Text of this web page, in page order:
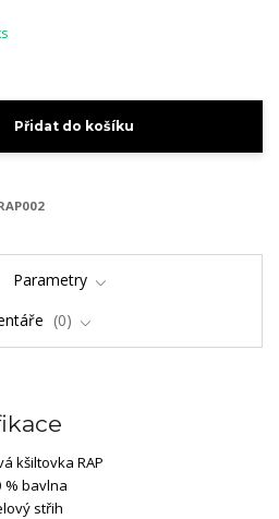
Přidat do košíku
Parametry
0
kšiltovka RAP
% bavlna
střih